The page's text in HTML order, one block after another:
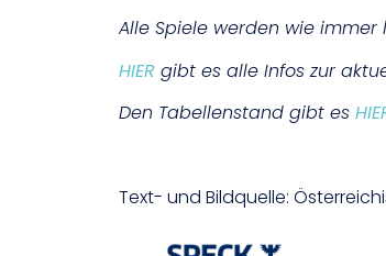
Alle Spiele werden wie immer
HIERgibt es alle Infos zur
Den Tabellenstand gibt es
Text- und Bildquelle: